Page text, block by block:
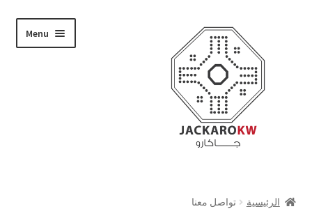
navigation
content
Menu
الرئيسية تواصل معنا